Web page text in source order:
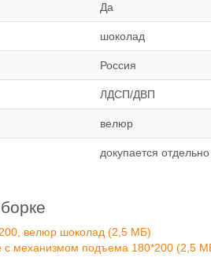
Да
шоколад
Россия
ЛДСП/ДВП
велюр
докупается отдельно
велюр шоколад (2,5 MБ)
с механизмом подъема 180*200 (2,5